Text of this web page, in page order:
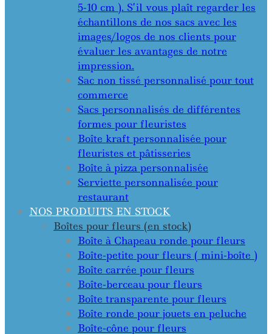
5-10 cm ). S’il vous plaît regarder les
échantillons de nos sacs avec les
images/logos de nos clients pour
évaluer les avantages de notre
impression.
Sac non tissé personnalisé pour tout
commerce
Sacs personnalisés de différentes
formes pour fleuristes
Boîte kraft personnalisée pour
fleuristes et pâtisseries
Boîte à pizza personnalisée
Serviette personnalisée pour
restaurant
NOS PRODUITS EN STOCK
Boîtes pour fleurs (en stock)
Boîte à Chapeau ronde pour fleurs
Boîte-petite pour fleurs ( mini-boîte )
Boîte carrée pour fleurs
Boîte-berceau pour fleurs
Boîte transparente pour fleurs
Boîte ronde pour jouets en peluche
Boîte-cône pour fleurs